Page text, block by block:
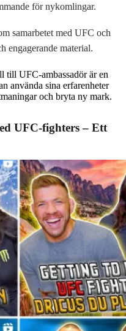
för nykomlingar.
samarbetet med UFC och
engagerande material.
till UFC-ambassadör är en
använda sina erfarenheter
och bryta ny mark.
UFC-fighters – Ett